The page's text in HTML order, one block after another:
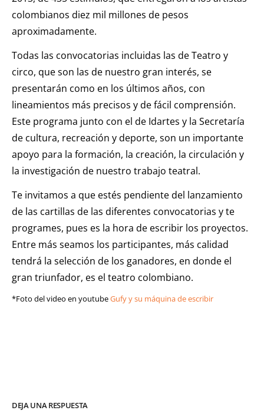
colombianos diez mil millones de pesos
aproximadamente.
Todas las convocatorias incluidas las de Teatro y
circo, que son las de nuestro gran interés, se
presentarán como en los últimos años, con
lineamientos más precisos y de fácil comprensión.
Este programa junto con el de Idartes y la Secretaría
de cultura, recreación y deporte, son un importante
apoyo para la formación, la creación, la circulación y
la investigación de nuestro trabajo teatral.
Te invitamos a que estés pendiente del lanzamiento
de las cartillas de las diferentes convocatorias y te
programes, pues es la hora de escribir los proyectos.
Entre más seamos los participantes, más calidad
tendrá la selección de los ganadores, en donde el
gran triunfador, es el teatro colombiano.
*Foto del video en youtubeGufy y su máquina de escribir
DEJA UNA RESPUESTA